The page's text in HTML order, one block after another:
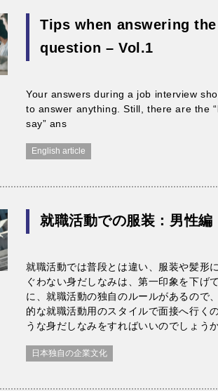
Tips when answering
question – Vol.1
Your answers during a job interview
to answer anything. Still, there are the
say” ans
English article
就職活動での服装：男性編
就職活動では普段とは違い、服装や髪形
ぐわない身だしなみは、第一印象を下げ
に、就職活動の独自のルールがあるので
的な就職活動用のスタイルで面接へ行く
うな身だしなみをすればいいのでしょう
日本独自の企業文化